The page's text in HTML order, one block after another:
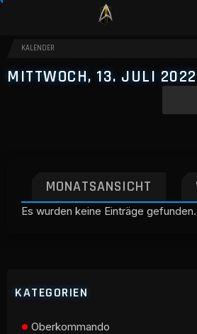
KALENDER
MITTWOCH, 13. JULI 2022
MONATSANSICHT
Es wurden keine Einträge gefunden.
KATEGORIEN
Oberkommando